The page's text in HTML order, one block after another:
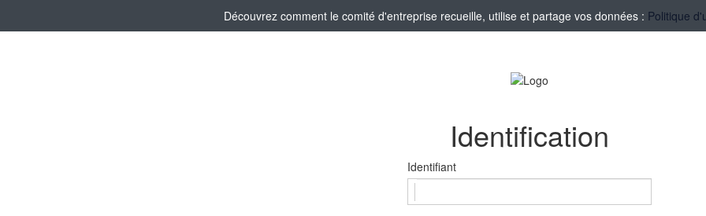
Découvrez comment le comité d'entreprise recueille, utilise et partage vos données : Politique
Identification
Identifiant